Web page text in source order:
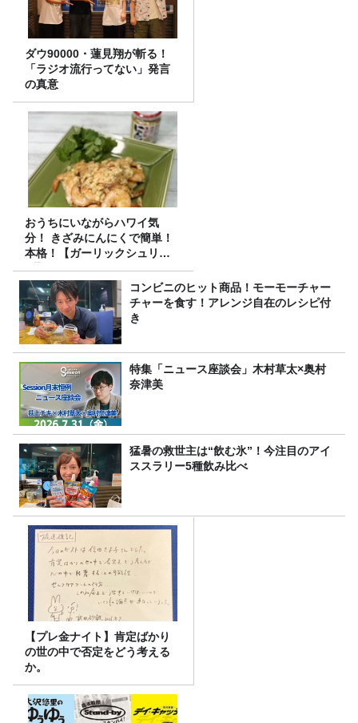
ダウ90000・蓮見翔が斬る！
「ラジオ流行ってない」発言
の真意
おうちにいながらハワイ気
分！ きざみにんにくで簡単！
本格！【ガーリックシュリン
プ】 桃屋のかんたんレシピ
コンビニのヒット商品！モーモーチャー
チャーを食す！アレンジ自在のレシピ付
き
特集「ニュース座談会」木村草太×奥村
奈津美
猛暑の救世主は“飲む氷”！今注目のアイ
ススラリー5種飲み比べ
【プレ金ナイト】肯定ばかり
の世の中で否定をどう考える
か。